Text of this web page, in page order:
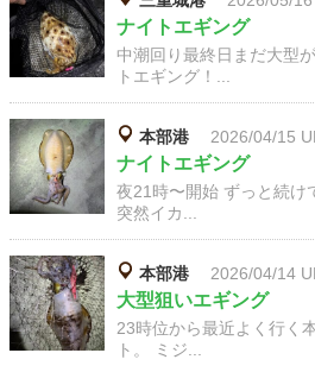
ナイトエギング
中潮回り最終日まだ大型
トエギング！...
本部港 2026/04/15
ナイトエギング
夜21時〜開始 ずっと続け
突然イカ...
本部港 2026/04/14
大型狙いエギング
23時位から最近よく行く
ト。 ミジ...